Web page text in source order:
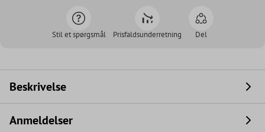
Stil et spørgsmål Prisfaldsunderretning Del
Beskrivelse
Anmeldelser